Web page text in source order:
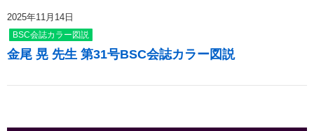
2025年11月14日
BSC会誌カラー図説
金尾 晃 先生 第31号BSC会誌カラー図説